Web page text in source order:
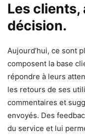
Les
décision.
Aujourd’hui, ce sont
composent la base
répondre à leurs
les retours de ses
commentaires et
envoyés. Des
du service et lui